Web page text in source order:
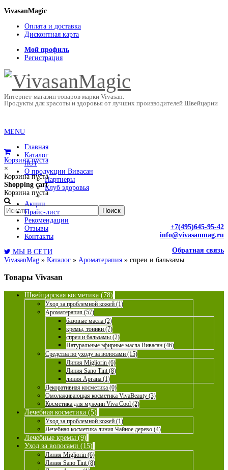
VivasanMagic
Оплата и доставка
Дисконтная карта
Мой профиль
Регистрация
Интернет-магазин товаров марки Vivasan.
Продукты для красоты и здоровья от лучших производителей Швейцарии
Корзина пуста
×
Корзина пуста
Shopping cart
Корзина пуста
+7(495)645-95-42
info@vivasanmag.ru
Обратная связь
MENU
Главная
Каталог
HOT
О продукции Вивасан
Партнеры
Клуб здоровья
Акции
Прайс-лист
Рекомендации
Отзывы
Контакты
МЫ В СЕТИ
VivasanMag » Каталог » Ароматерапия » спреи и бальзамы
Товары Vivasan
Швейцарская косметика (78)
Уход за проблемной кожей (1)
Ароматерапия (57)
базовые масла (2)
кремы, тоники (7)
спреи и бальзамы (2)
Натуральные эфирные масла Вивасан (46)
Средства по уходу за волосами (15)
Линия Migliorin (6)
Линия Sano Tint (8)
линия Аргана (1)
Декоративная косметика (0)
Омолаживающая косметика VivaBeauty (3)
Косметика для мужчин Viva Cool (2)
Лечебная косметика (5)
Уход за проблемной кожей (1)
Лечебная косметика линия Чайное дерево (4)
Лечебные кремы (9)
Уход за волосами (15)
Линия Migliorin (6)
Линия Sano Tint (8)